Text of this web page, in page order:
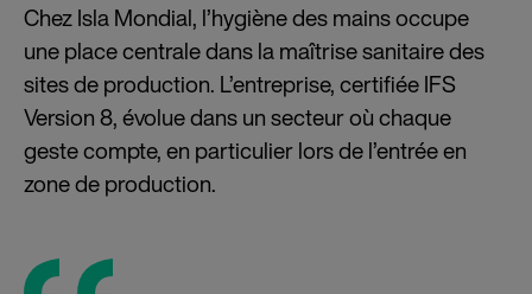
Chez Isla Mondial, l’hygiène des mains occupe
une place centrale dans la maîtrise sanitaire des
sites de production. L’entreprise, certifiée IFS
Version 8, évolue dans un secteur où chaque
geste compte, en particulier lors de l’entrée en
zone de production.